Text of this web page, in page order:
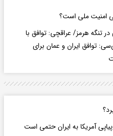
امنیت ملی است؟
تنگه هرمز/ عراقچی: توافق با
توافق ایران و عمان برای
آمریکا به ایران حتمی است